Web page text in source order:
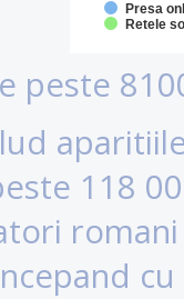
Presa
Retele
peste
118